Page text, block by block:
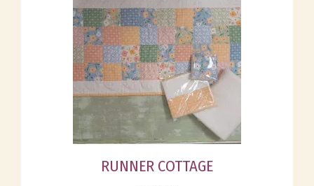
RUNNER COTTAGE